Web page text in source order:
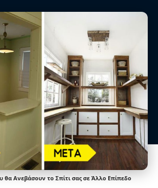
θα Ανεβάσουν το Σπίτι σας σε Άλλο Επίπεδο